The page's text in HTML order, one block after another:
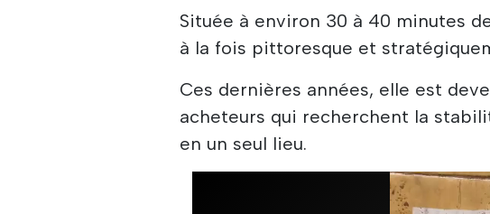
Située à environ 30 à 40 minutes
à la fois pittoresque et
Ces dernières années, elle est
acheteurs qui recherchent la
en un seul lieu.